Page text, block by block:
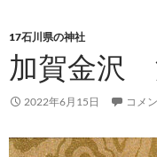
17石川県の神社
加賀金沢
2022年6月15日 コメ